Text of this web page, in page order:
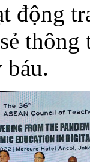
động